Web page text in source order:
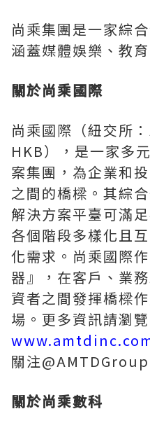
尚乘集團是一家綜
涵蓋媒體娛樂、教
關於尚乘國際
尚乘國際（紐交所
HKB），是一家多
案集團，為企業和
之間的橋樑。其綜
解決方案平臺可滿
各個階段多樣化且
化需求。尚乘國際
器』，在客戶、業
資者之間發揮橋樑
場。更多資訊請瀏覽
關注@AMTDGroup
關於尚乘數科